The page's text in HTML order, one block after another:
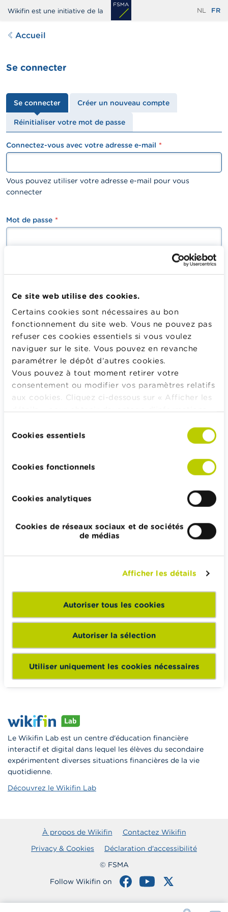
Ce site web utilise des cookies.
Certains cookies sont nécessaires au bon
fonctionnement du site web. Vous ne pouvez pas
refuser ces cookies essentiels si vous voulez
naviguer sur le site. Vous pouvez en revanche
paramétrer le dépôt d’autres cookies.
Vous pouvez à tout moment retirer votre
consentement ou modifier vos paramètres relatifs
aux cookies. Cliquez ci-dessous sur « Afficher les
consultable dans son intégralité
duCookies essentiels
Cookies fonctionnels
Cookies analytiques
Cookies de réseaux sociaux et de sociétés
de médias
Afficher les détails
Autoriser tous les cookies
Autoriser la sélection
Utiliser uniquement les cookies nécessaires
Aller
contenu
Wikifin est une initiative de la NL FR
Accueil
Se connecter
Onglets
principaux
Se connecter Créer un nouveau compte
Réinitialiser votre mot de passe
textfield
Connectez-vous avec votre adresse e-mail
Vous pouvez utiliser votre adresse e-mail pour vous
connecter
password
Mot de passe
Saisissez le mot de passe correspondant à votre adresse
Se connecter
Calculateurs, conseils pratiques, checklists
Budget, payer, emprunter et assurer
Famille
Épargner et investir
Hériter
Wikifin.be veut vous aider dans vos décisions financières. Il
met gratuitement à votre disposition une information
Wikifin School met gratuitement à disposition des
enseignants du matériel pédagogique varié et des
formations pour les aider à faire de l’éducation financière et
à la consommation responsable en classe.
Le Wikifin Lab est un centre d'éducation financière
interactif et digital dans lequel les élèves du secondaire
expérimentent diverses situations financières de la vie
quotidienne.
Découvrez le Wikifin Lab
À propos de Wikifin
Contactez Wikifin
Privacy & Cookies
Déclaration d'accessibilité
© FSMA
Follow Wikifin on